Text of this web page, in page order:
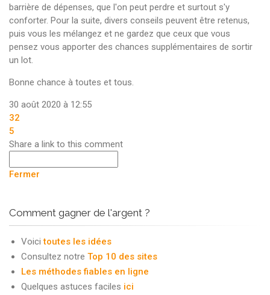
barrière de dépenses, que l'on peut perdre et surtout s'y
conforter. Pour la suite, divers conseils peuvent être retenus,
puis vous les mélangez et ne gardez que ceux que vous
pensez vous apporter des chances supplémentaires de sortir
un lot.
Bonne chance à toutes et tous.
30 août 2020 à 12:55
32
5
Share a link to this comment
Fermer
Comment gagner de l'argent ?
Voicitoutes les idées
Consultez notre Top 10 des sites
Les méthodes fiables en ligne
Quelques astuces faciles ici